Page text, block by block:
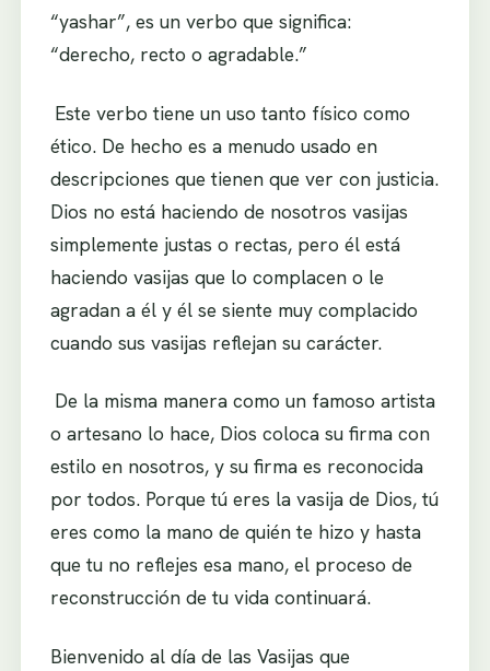
“yashar”, es un verbo que significa:
“derecho, recto o agradable.”
Este verbo tiene un uso tanto físico como
ético. De hecho es a menudo usado en
descripciones que tienen que ver con justicia.
Dios no está haciendo de nosotros vasijas
simplemente justas o rectas, pero él está
haciendo vasijas que lo complacen o le
agradan a él y él se siente muy complacido
cuando sus vasijas reflejan su carácter.
De la misma manera como un famoso artista
o artesano lo hace, Dios coloca su firma con
estilo en nosotros, y su firma es reconocida
por todos. Porque tú eres la vasija de Dios, tú
eres como la mano de quién te hizo y hasta
que tu no reflejes esa mano, el proceso de
reconstrucción de tu vida continuará.
Bienvenido al día de las Vasijas que